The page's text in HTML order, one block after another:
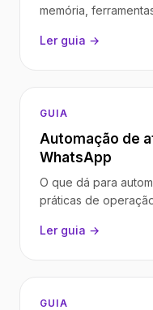
memória,
Ler guia →
GUIA
Automação de
WhatsApp
O que dá para
práticas de
Ler guia →
GUIA